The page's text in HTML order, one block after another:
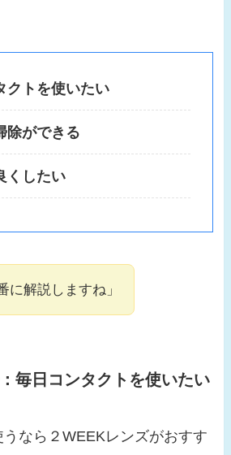
クトを使いたい
除ができる
くしたい
に解説しますね」
毎日コンタクトを使いたい
なら２WEEKレンズがおすす